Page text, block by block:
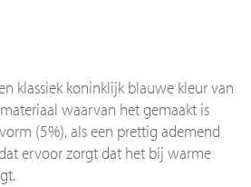
klassiek koninklijk blauwe kleur van
waarvan het gemaakt is
(5%), als een prettig ademend
ervoor zorgt dat het bij warme